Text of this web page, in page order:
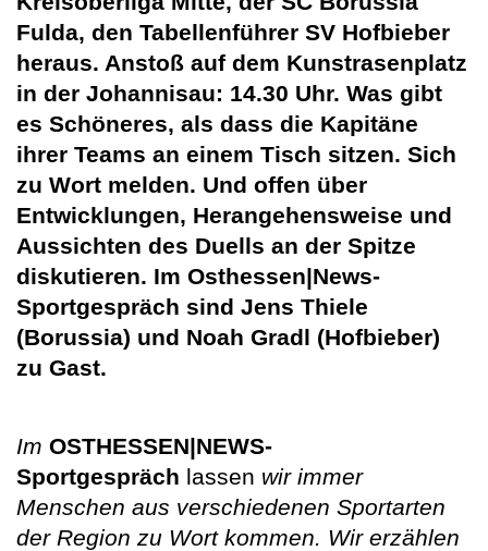
Fulda, den Tabellenführer SV Hofbieber
heraus. Anstoß auf dem Kunstrasenplatz
in der Johannisau: 14.30 Uhr. Was gibt
es Schöneres, als dass die Kapitäne
ihrer Teams an einem Tisch sitzen. Sich
zu Wort melden. Und offen über
Entwicklungen, Herangehensweise und
Aussichten des Duells an der Spitze
diskutieren. Im Osthessen|News-
Sportgespräch sind Jens Thiele
(Borussia) und Noah Gradl (Hofbieber)
zu Gast.
Im OSTHESSEN|NEWS-
Sportgespräch lassen wir immer
Menschen aus verschiedenen Sportarten
der Region zu Wort kommen. Wir erzählen